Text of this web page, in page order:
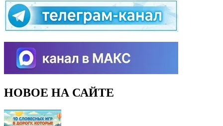
НОВОЕ НА САЙТЕ